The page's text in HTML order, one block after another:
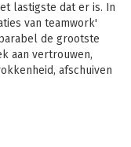
lastigste dat er is. In
van teamwork'
de grootste
aan vertrouwen,
afschuiven